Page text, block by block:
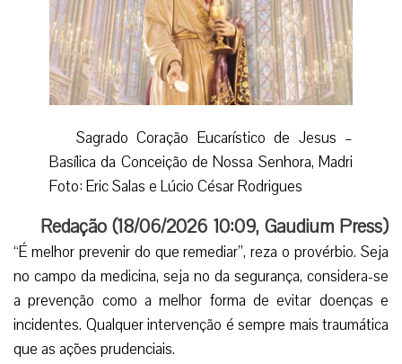
Sagrado Coração Eucarístico de Jesus –
Basílica da Conceição de Nossa Senhora, Madri
Foto: Eric Salas e Lúcio César Rodrigues
Redação (18/06/2026 10:09, Gaudium Press)
“É melhor prevenir do que remediar”, reza o provérbio. Seja
no campo da medicina, seja no da segurança, considera-se
a prevenção como a melhor forma de evitar doenças e
incidentes. Qualquer intervenção é sempre mais traumática
que as ações prudenciais.